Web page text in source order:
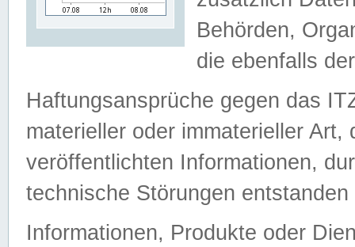
Behörden,
die ebenfalls
Haftungsansprüche gegen das
materieller oder immaterieller
veröffentlichten Informationen,
technische Störungen
Informationen, Produkte oder